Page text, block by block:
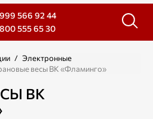
566 92 44
555 65 30
/ Электронные
весы ВК «Фламинго»
ВК